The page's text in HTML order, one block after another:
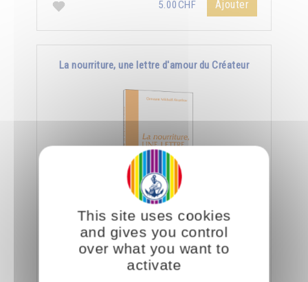
5.00CHF Ajouter
La nourriture, une lettre d'amour du Créateur
Le jour où nous aurons appris à manger
consciemment, nous saurons déchiffrer tout ce
que le Créateur nous dit à travers la nourriture.
This site uses cookies
and gives you control
over what you want to
activate